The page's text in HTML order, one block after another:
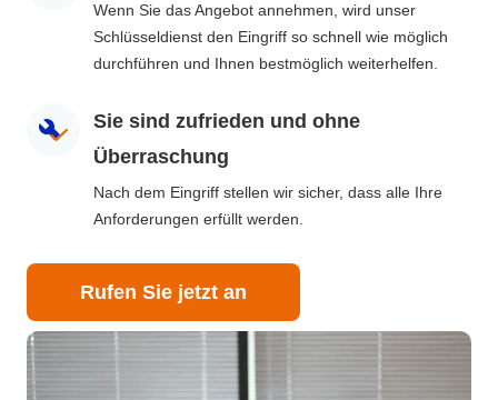
Wenn Sie das Angebot annehmen, wird unser
Schlüsseldienst den Eingriff so schnell wie möglich
durchführen und Ihnen bestmöglich weiterhelfen.
Sie sind zufrieden und ohne
Überraschung
Nach dem Eingriff stellen wir sicher, dass alle Ihre
Anforderungen erfüllt werden.
Rufen Sie jetzt an